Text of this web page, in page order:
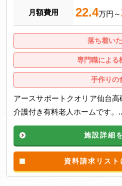
月額費用 22.4万円～
落ち着い
専門職による
手作りの
アースサポートクオリア仙台
介護付き有料老人ホームです。
施設詳細
資料請求リスト